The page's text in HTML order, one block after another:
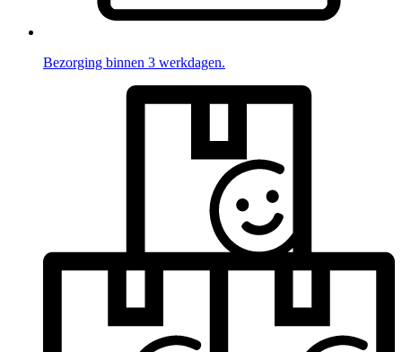
Bezorging binnen 3 werkdagen.